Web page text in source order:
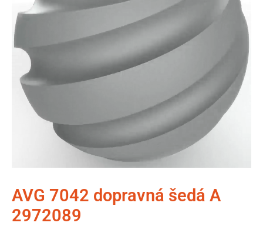
AVG 7042 dopravná šedá A
2972089